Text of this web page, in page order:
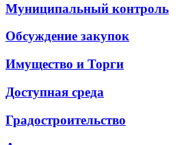
Муниципальный контроль
Обсуждение закупок
Имущество и Торги
Доступная среда
Градостроительство